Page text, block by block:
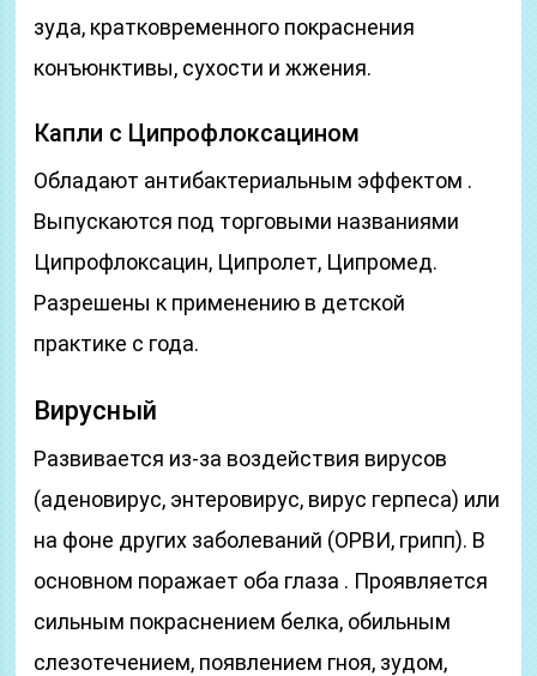
зуда, кратковременного покраснения
конъюнктивы, сухости и жжения.
Капли с Ципрофлоксацином
Обладают антибактериальным эффектом .
Выпускаются под торговыми названиями
Ципрофлоксацин, Ципролет, Ципромед.
Разрешены к применению в детской
практике с года.
Вирусный
Развивается из-за воздействия вирусов
(аденовирус, энтеровирус, вирус герпеса) или
на фоне других заболеваний (ОРВИ, грипп). В
основном поражает оба глаза . Проявляется
сильным покраснением белка, обильным
слезотечением, появлением гноя, зудом,